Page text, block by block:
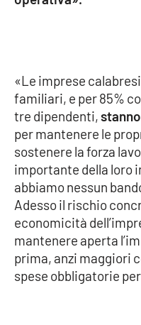
LaC TV
LaC Network
LaC OnAir
EDIZIONI
LOCALI
Catanzaro
Crotone
«Le imprese
familiari, e per 85%
tre dipendenti,
per mantenere le
sostenere la forza
importante della loro
abbiamo nessun
Adesso il rischio
economicità
mantenere aperta
prima, anzi maggiori
spese obbligatorie